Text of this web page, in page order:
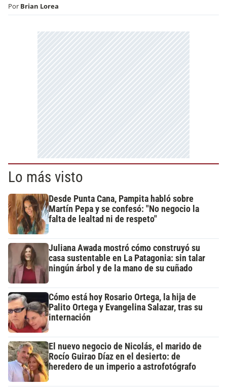
Por Brian Lorea
Lo más visto
Desde Punta Cana, Pampita habló sobre
Martín Pepa y se confesó: "No negocio la
falta de lealtad ni de respeto"
Juliana Awada mostró cómo construyó su
casa sustentable en La Patagonia: sin talar
ningún árbol y de la mano de su cuñado
Cómo está hoy Rosario Ortega, la hija de
Palito Ortega y Evangelina Salazar, tras su
internación
El nuevo negocio de Nicolás, el marido de
Rocío Guirao Díaz en el desierto: de
heredero de un imperio a astrofotógrafo